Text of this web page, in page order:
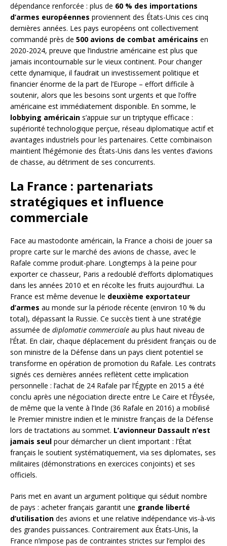
dépendance renforcée : plus de 60 % des importations
d’armes européennes proviennent des États-Unis ces cinq
dernières années. Les pays européens ont collectivement
commandé près de 500 avions de combat américains en
2020-2024, preuve que l’industrie américaine est plus que
jamais incontournable sur le vieux continent. Pour changer
cette dynamique, il faudrait un investissement politique et
financier énorme de la part de l’Europe – effort difficile à
soutenir, alors que les besoins sont urgents et que l’offre
américaine est immédiatement disponible. En somme, le
lobbying américain s’appuie sur un triptyque efficace :
supériorité technologique perçue, réseau diplomatique actif et
avantages industriels pour les partenaires. Cette combinaison
maintient l’hégémonie des États-Unis dans les ventes d’avions
de chasse, au détriment de ses concurrents.
La France : partenariats
stratégiques et influence
commerciale
Face au mastodonte américain, la France a choisi de jouer sa
propre carte sur le marché des avions de chasse, avec le
Rafale comme produit-phare. Longtemps à la peine pour
exporter ce chasseur, Paris a redoublé d’efforts diplomatiques
dans les années 2010 et en récolte les fruits aujourd’hui. La
France est même devenue le deuxième exportateur
d’armes au monde sur la période récente (environ 10 % du
total), dépassant la Russie. Ce succès tient à une stratégie
assumée de diplomatie commerciale au plus haut niveau de
l’État. En clair, chaque déplacement du président français ou de
son ministre de la Défense dans un pays client potentiel se
transforme en opération de promotion du Rafale. Les contrats
signés ces dernières années reflètent cette implication
personnelle : l’achat de 24 Rafale par l’Égypte en 2015 a été
conclu après une négociation directe entre Le Caire et l’Élysée,
de même que la vente à l’Inde (36 Rafale en 2016) a mobilisé
le Premier ministre indien et le ministre français de la Défense
lors de tractations au sommet. L’avionneur Dassault n’est
jamais seul pour démarcher un client important : l’État
français le soutient systématiquement, via ses diplomates, ses
militaires (démonstrations en exercices conjoints) et ses
officiels.
Paris met en avant un argument politique qui séduit nombre
de pays : acheter français garantit une grande liberté
d’utilisation des avions et une relative indépendance vis-à-vis
des grandes puissances. Contrairement aux États-Unis, la
France n’impose pas de contraintes strictes sur l’emploi des